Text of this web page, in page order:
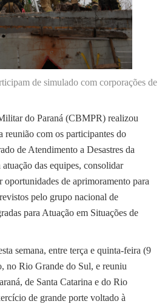
de simulado com corporações de
do Paraná (CBMPR) realizou
reunião com os participantes do
de Atendimento a Desastres da
das equipes, consolidar
oportunidades de aprimoramento para
pelo grupo nacional de
para Atuação em Situações de
semana, entre terça e quinta-feira (9
no Rio Grande do Sul, e reuniu
de Santa Catarina e do Rio
de grande porte voltado à